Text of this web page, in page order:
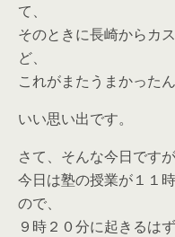
て、
そのときに長崎からカ
ど、
これがまたうまかったん
いい思い出です。
さて、そんな今日です
今日は塾の授業が１１
ので、
９時２０分に起きるは